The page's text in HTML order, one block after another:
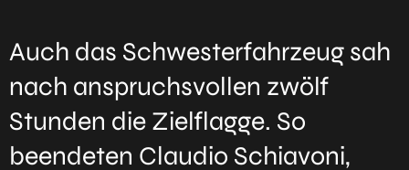
Auch das Schwesterfahrzeug sah
nach anspruchsvollen zwölf
Stunden die Zielflagge. So
beendeten Claudio Schiavoni,